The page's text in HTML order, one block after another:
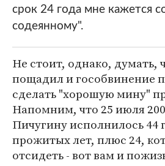
срок 24 года мне кажется
содеянному".
Не стоит, однако, думать,
пощадил и гособвинение
сделать "хорошую мину"
Напомним, что 25 июля
Пичугину исполнилось 44
прожитых лет, плюс 24,
отсидеть - вот вам и